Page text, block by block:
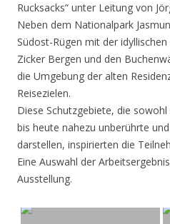
Rucksacks“ unter Leitung von
Neben dem Nationalpark
Südost-Rügen mit der
Zicker Bergen und den
die Umgebung der alten
Reisezielen.
Diese Schutzgebiete, die
bis heute nahezu unberührte
darstellen, inspirierten die
Eine Auswahl der
Ausstellung.